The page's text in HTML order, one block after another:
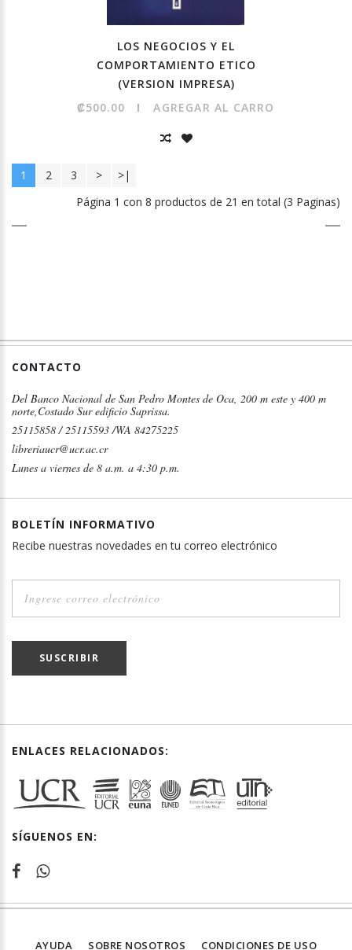
LOS NEGOCIOS Y EL
COMPORTAMIENTO ETICO
(VERSION IMPRESA)
₡500.00
AGREGAR AL CARRO
1 2 3 >
>|
Página 1 con 8 productos de 21 en total (3 Paginas)
CONTACTO
Del Banco Nacional de San Pedro Montes de Oca, 200 m este y 400 m
norte,Costado Sur edificio Saprissa.
25115858 / 25115593 /WA 84275225
libreriaucr@ucr.ac.cr
Lunes a viernes de 8 a.m. a 4:30 p.m.
BOLETÍN INFORMATIVO
Recibe nuestras novedades en tu correo electrónico
SUSCRIBIR
ENLACES RELACIONADOS:
SÍGUENOS EN:
AYUDA SOBRE NOSOTROS CONDICIONES DE USO